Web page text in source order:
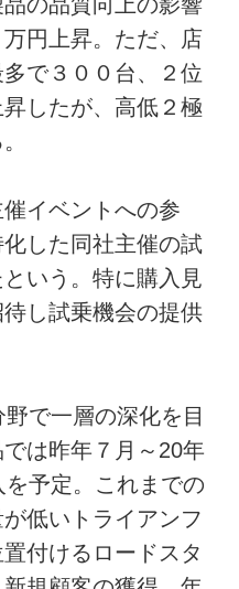
円上昇。ただ、店
で３００台、２位
したが、高低２極
イベントへの参
した同社主催の試
いう。特に購入見
し試乗機会の提供
で一層の深化を目
は昨年７月～20年
予定。これまでの
低いトライアンフ
付けるロードスタ